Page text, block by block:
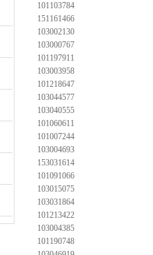
101103784
151161466
103002130
103000767
101197911
103003958
101218647
103044577
103040555
101060611
101007244
103004693
153031614
101091066
103015075
103031864
101213422
103004385
101190748